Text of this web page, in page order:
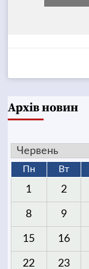
Архів новин
Пн Вт
1 2
8 9
15 16
22 23